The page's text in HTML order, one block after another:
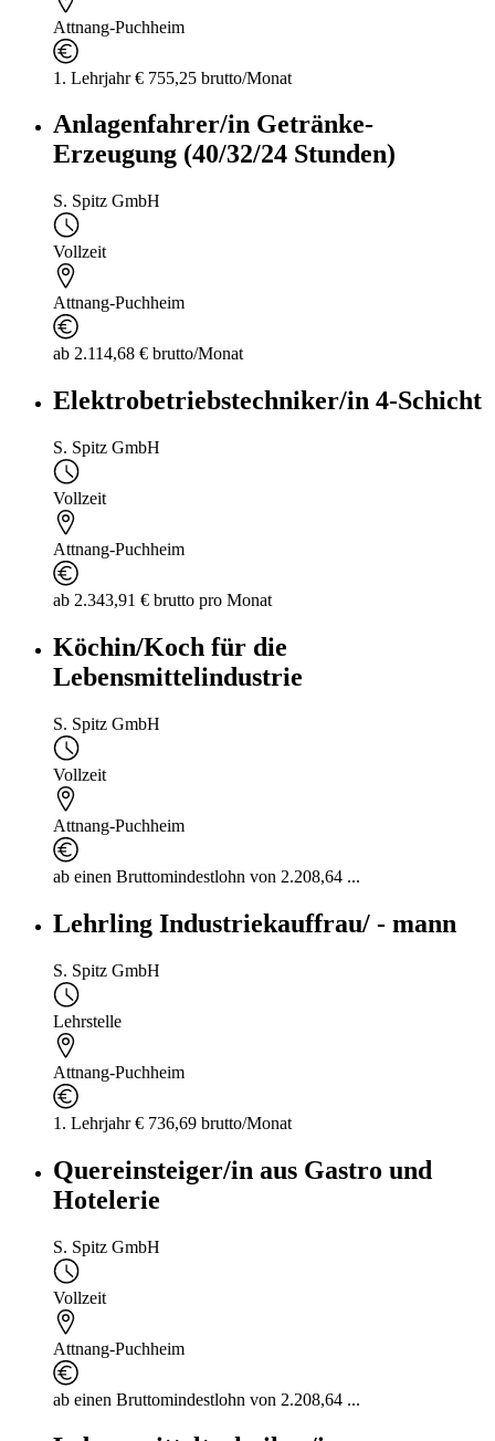
Attnang-Puchheim
1. Lehrjahr € 755,25 brutto/Monat
Anlagenfahrer/in Getränke-
Erzeugung (40/32/24 Stunden)
S. Spitz GmbH
Vollzeit
Attnang-Puchheim
ab 2.114,68 € brutto/Monat
Elektrobetriebstechniker/in 4-Schicht
S. Spitz GmbH
Vollzeit
Attnang-Puchheim
ab 2.343,91 € brutto pro Monat
Köchin/Koch für die
Lebensmittelindustrie
S. Spitz GmbH
Vollzeit
Attnang-Puchheim
ab einen Bruttomindestlohn von 2.208,64 ...
Lehrling Industriekauffrau/ - mann
S. Spitz GmbH
Lehrstelle
Attnang-Puchheim
1. Lehrjahr € 736,69 brutto/Monat
Quereinsteiger/in aus Gastro und
Hotelerie
S. Spitz GmbH
Vollzeit
Attnang-Puchheim
ab einen Bruttomindestlohn von 2.208,64 ...